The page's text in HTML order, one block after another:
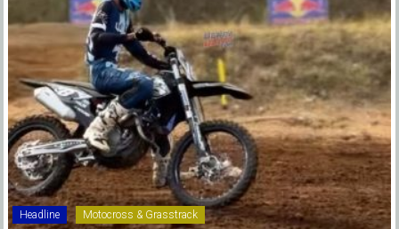
Headline Motocross & Grasstrack